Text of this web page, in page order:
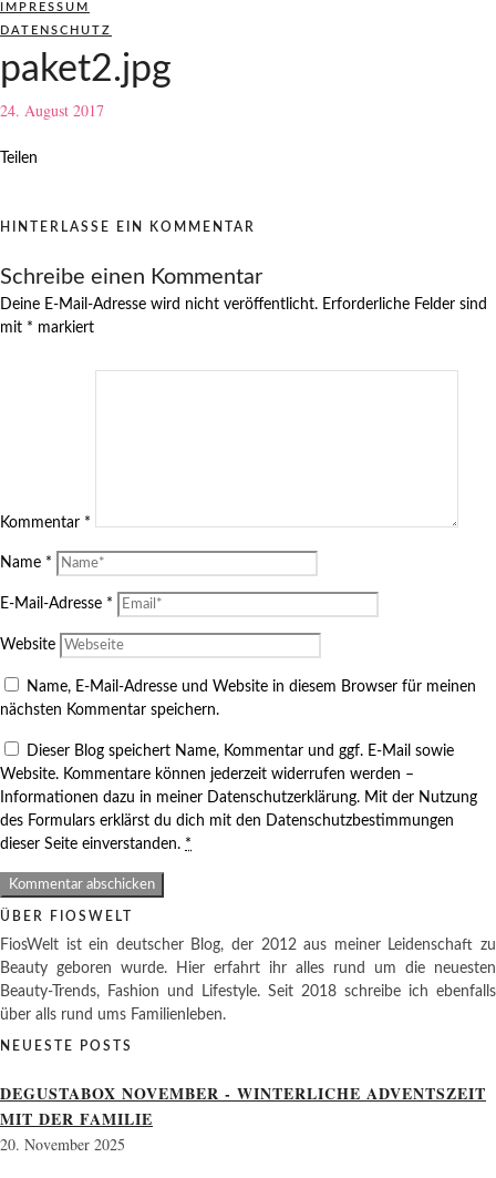
IMPRESSUM
DATENSCHUTZ
paket2.jpg
24. August 2017
Teilen
HINTERLASSE EIN KOMMENTAR
Schreibe einen Kommentar
Deine E-Mail-Adresse wird nicht veröffentlicht. Erforderliche Felder sind
mit * markiert
Kommentar *
Name *
E-Mail-Adresse *
Website
Name, E-Mail-Adresse und Website in diesem Browser für meinen
nächsten Kommentar speichern.
Dieser Blog speichert Name, Kommentar und ggf. E-Mail sowie
Website. Kommentare können jederzeit widerrufen werden –
Informationen dazu in meiner Datenschutzerklärung. Mit der Nutzung
des Formulars erklärst du dich mit den Datenschutzbestimmungen
dieser Seite einverstanden. *
ÜBER FIOSWELT
FiosWelt ist ein deutscher Blog, der 2012 aus meiner Leidenschaft zu
Beauty geboren wurde. Hier erfahrt ihr alles rund um die neuesten
Beauty-Trends, Fashion und Lifestyle. Seit 2018 schreibe ich ebenfalls
über alls rund ums Familienleben.
NEUESTE POSTS
DEGUSTABOX NOVEMBER - WINTERLICHE ADVENTSZEIT
MIT DER FAMILIE
20. November 2025